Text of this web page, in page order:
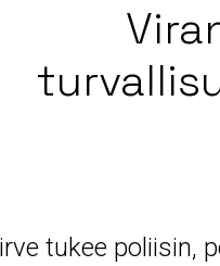
tukee poliisin,